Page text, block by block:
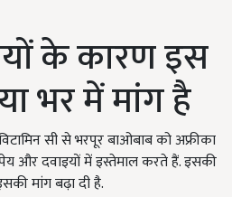
के कारण इस
भर में मांग है
सी से भरपूर बाओबाब को अफ्रीका
और दवाइयों में इस्तेमाल करते हैं. इसकी
मांग बढ़ा दी है.